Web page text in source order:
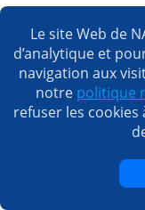
Si vous
sur chaque
répertoire de
disque dur est
dédiée. En
une clé USB,
disque RAM,
dans les
Le site Web de
d’analytique et
navigation aux
notre politique
refuser les